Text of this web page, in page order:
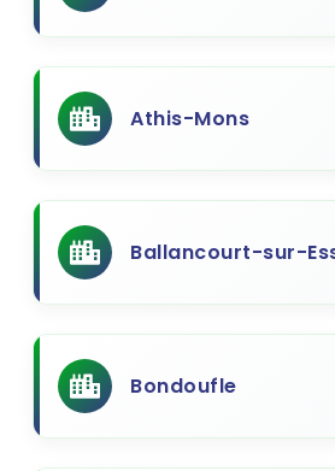
Athis-Mons
Ballancourt-sur-
Bondoufle